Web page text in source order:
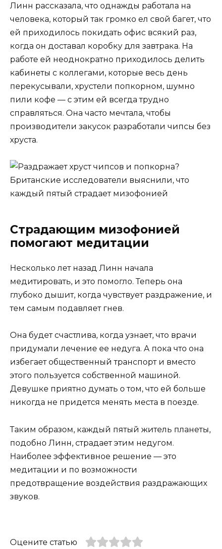
Линн рассказала, что однажды работала на
человека, который так громко ел свой багет, что
ей приходилось покидать офис всякий раз,
когда он доставал коробку для завтрака. На
работе ей неоднократно приходилось делить
кабинеты с коллегами, которые весь день
перекусывали, хрустели попкорном, шумно
пили кофе — с этим ей всегда трудно
справляться. Она часто мечтала, чтобы
производители закусок разработали чипсы без
хруста.
Страдающим мизофонией
помогают медитации
Несколько лет назад Линн начала
медитировать, и это помогло. Теперь она
глубоко дышит, когда чувствует раздражение, и
тем самым подавляет гнев.
Она будет счастлива, когда узнает, что врачи
придумали лечение ее недуга. А пока что она
избегает общественный транспорт и вместо
этого пользуется собственной машиной.
Девушке приятно думать о том, что ей больше
никогда не придется менять места в поезде.
Таким образом, каждый пятый житель планеты,
подобно Линн, страдает этим недугом.
Наиболее эффективное решение — это
медитации и по возможности
предотвращение воздействия раздражающих
звуков.
Оцените статью